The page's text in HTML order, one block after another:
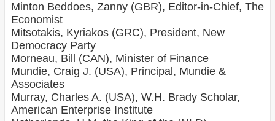
Minton Beddoes, Zanny (GBR), Editor-in-Chief, The
Economist
Mitsotakis, Kyriakos (GRC), President, New
Democracy Party
Morneau, Bill (CAN), Minister of Finance
Mundie, Craig J. (USA), Principal, Mundie &
Associates
Murray, Charles A. (USA), W.H. Brady Scholar,
American Enterprise Institute